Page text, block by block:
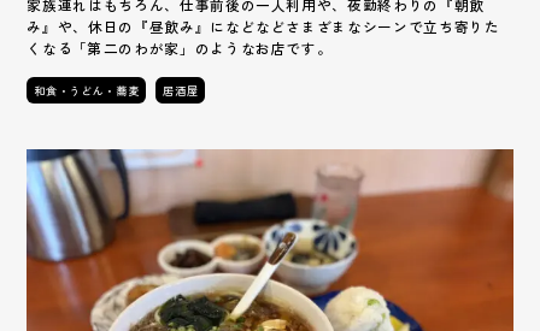
家族連れはもちろん、仕事前後の一人利用や、夜勤終わりの『朝飲
み』や、休日の『昼飲み』になどなどさまざまなシーンで立ち寄りた
くなる「第二のわが家」のようなお店です。
和食・うどん・蕎麦 居酒屋